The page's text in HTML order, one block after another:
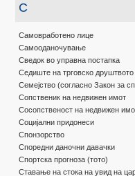
С
Самовработено лице
Самооданочување
Сведок во управна постапка
Седиште на трговско друштвото
Семејство (согласно Закон за
Сопственик на недвижен имот
Сосопственост на недвижен
Социјални придонеси
Спонзорство
Споредни даночни давачки
Спортска прогноза (тото)
Ставање на стока на увид на